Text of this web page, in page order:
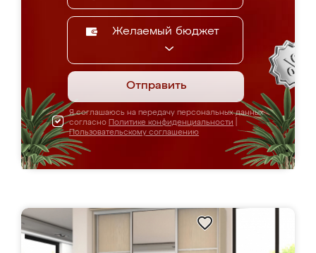
Желаемый бюджет
Отправить
Я соглашаюсь на передачу персональных данных
согласно Политике конфиденциальности
Пользовательскому соглашению